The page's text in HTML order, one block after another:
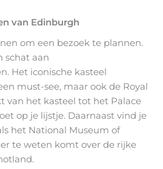
van Edinburgh
om een bezoek te plannen.
schat aan
Het iconische kasteel
must-see, maar ook de Royal
van het kasteel tot het Palace
op je lijstje. Daarnaast vind je
het National Museum of
te weten komt over de rijke